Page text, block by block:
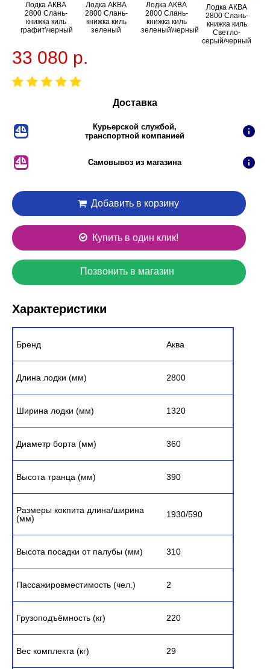
Лодка АКВА
2800 Слань-
книжка киль
графит\черный
Лодка АКВА
2800 Слань-
книжка киль
зеленый
Лодка АКВА
2800 Слань-
книжка киль
зеленый\черный
Лодка АКВА
2800 Слань-
книжка киль
Светло-
серый/черный
33 080 р.
Доставка
Курьерской службой,
транспортной компанией
Самовывоз из магазина
Добавить в корзину
Купить в один клик!
Позвонить в магазин
Характеристики
Бренд Аква
Длина лодки (мм) 2800
Ширина лодки (мм) 1320
Диаметр борта (мм) 360
Высота транца (мм) 390
Размеры кокпита длина/ширина
(мм)
1930/590
Высота посадки от палубы (мм) 310
Пассажировместимость (чел.) 2
Грузоподъёмность (кг) 220
Вес комплекта (кг) 29